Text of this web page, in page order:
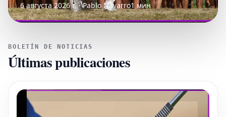
6 августа 2026 г. · Pablo Navarro1 мин
BOLETÍN DE NOTICIAS
Últimas publicaciones